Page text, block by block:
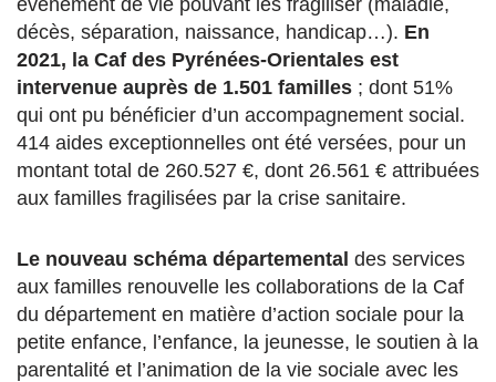
décès, séparation, naissance, handicap…). En
2021, la Caf des Pyrénées-Orientales est
intervenue auprès de 1.501 familles ; dont 51%
qui ont pu bénéficier d’un accompagnement social.
414 aides exceptionnelles ont été versées, pour un
montant total de 260.527 €, dont 26.561 € attribuées
aux familles fragilisées par la crise sanitaire.
Le nouveau schéma départemental des services
aux familles renouvelle les collaborations de la Caf
du département en matière d’action sociale pour la
petite enfance, l’enfance, la jeunesse, le soutien à la
parentalité et l’animation de la vie sociale avec les